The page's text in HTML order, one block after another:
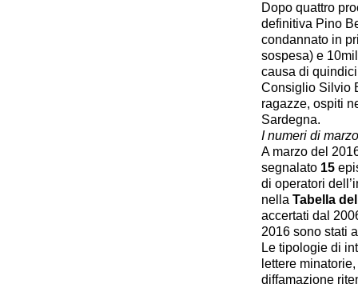
Dopo quattro
definitiva Pino
condannato in
sospesa) e
causa di
Consiglio Silvio
ragazze, ospiti
Sardegna.
I numeri di marzo
A marzo del
segnalato 15
di operatori
nella Tabella
accertati dal
2016 sono stati
Le tipologie di
lettere
diffamazione